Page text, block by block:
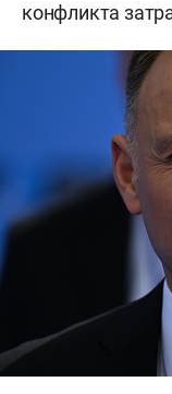
конфликта